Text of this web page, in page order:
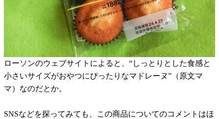
ローソンのウェブサイトによると、“しっとりとした食感と
小さいサイズがおやつにぴったりなマドレーヌ”（原文マ
マ）なのだとか。
SNSなどを探ってみても、この商品についてのコメントはほ